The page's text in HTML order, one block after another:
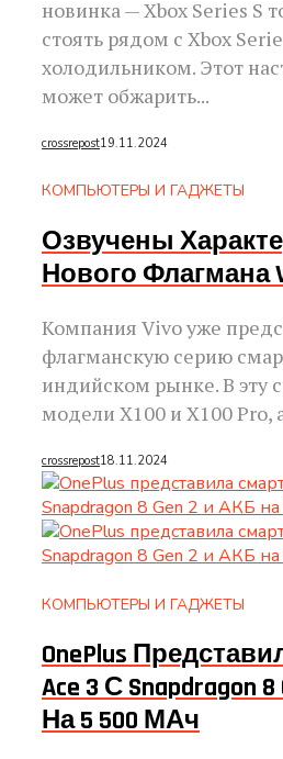
новинка — Xbox Series S
стоять рядом с Xbox
холодильником. Этот
может обжарить...
crossrepost19.11.2024
КОМПЬЮТЕРЫ И ГАДЖЕТЫ
Озвучены
Нового Флагмана
Компания Vivo уже
флагманскую серию
индийском рынке. В эту
модели X100 и X100 Pro,
crossrepost18.11.2024
КОМПЬЮТЕРЫ И ГАДЖЕТЫ
OnePlus
Ace 3 С Snapdragon
На 5 500 МАч